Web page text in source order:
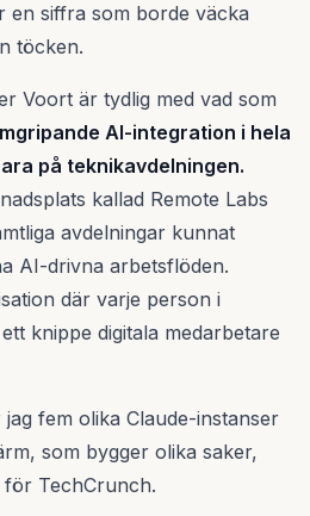
en siffra som borde väcka
töcken.
Voort är tydlig med vad som
AI-integration i hela
på teknikavdelningen.
kallad Remote Labs
avdelningar kunnat
AI-drivna arbetsflöden.
där varje person i
knippe digitala medarbetare
fem olika Claude-instanser
som bygger olika saker,
TechCrunch.